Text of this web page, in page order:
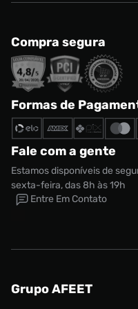
Compra segura
Formas de
Fale com a gente
Estamos disponíveis de
sexta-feira, das 8h às 19h
Entre Em Contato
Grupo AFEET